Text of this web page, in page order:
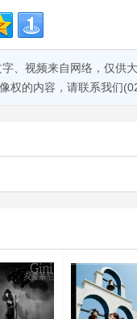
、视频来自网络，仅供
权的内容，请联系我们